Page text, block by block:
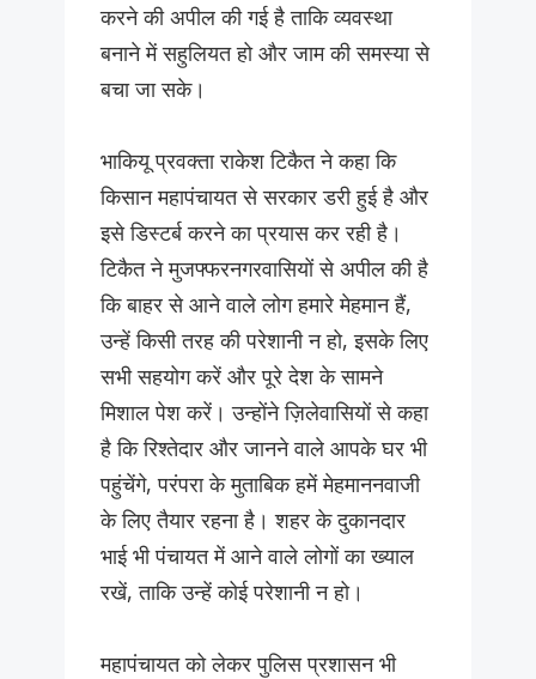
करने की अपील की गई है ताकि व्यवस्था
बनाने में सहुलियत हो और जाम की समस्या से
बचा जा सके।
भाकियू प्रवक्ता राकेश टिकैत ने कहा कि
किसान महापंचायत से सरकार डरी हुई है और
इसे डिस्टर्ब करने का प्रयास कर रही है।
टिकैत ने मुजफ्फरनगरवासियों से अपील की है
कि बाहर से आने वाले लोग हमारे मेहमान हैं,
उन्हें किसी तरह की परेशानी न हो, इसके लिए
सभी सहयोग करें और पूरे देश के सामने
मिशाल पेश करें। उन्होंने ज़िलेवासियों से कहा
है कि रिश्तेदार और जानने वाले आपके घर भी
पहुंचेंगे, परंपरा के मुताबिक हमें मेहमाननवाजी
के लिए तैयार रहना है। शहर के दुकानदार
भाई भी पंचायत में आने वाले लोगों का ख्याल
रखें, ताकि उन्हें कोई परेशानी न हो।
महापंचायत को लेकर पुलिस प्रशासन भी